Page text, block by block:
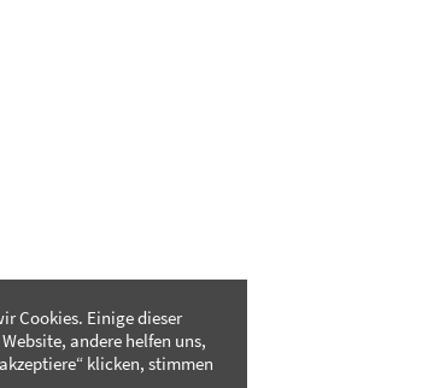
Cookies. Einige dieser
andere helfen uns,
klicken, stimmen